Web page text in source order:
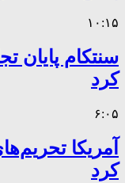
۱۰:۱۵
سنتکام پایان
کرد
۶:۰۵
آمریکا
کرد